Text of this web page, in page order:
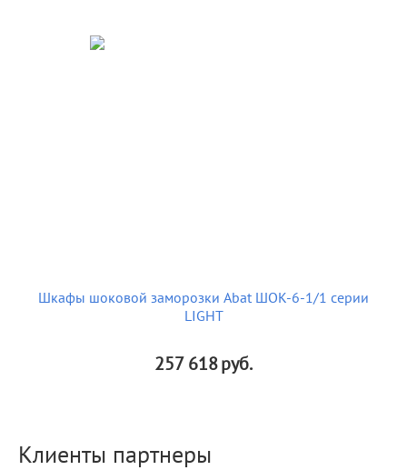
Шкафы шоковой заморозки Abat ШОК-6-1/1 серии
LIGHT
257 618руб.
Клиенты партнеры